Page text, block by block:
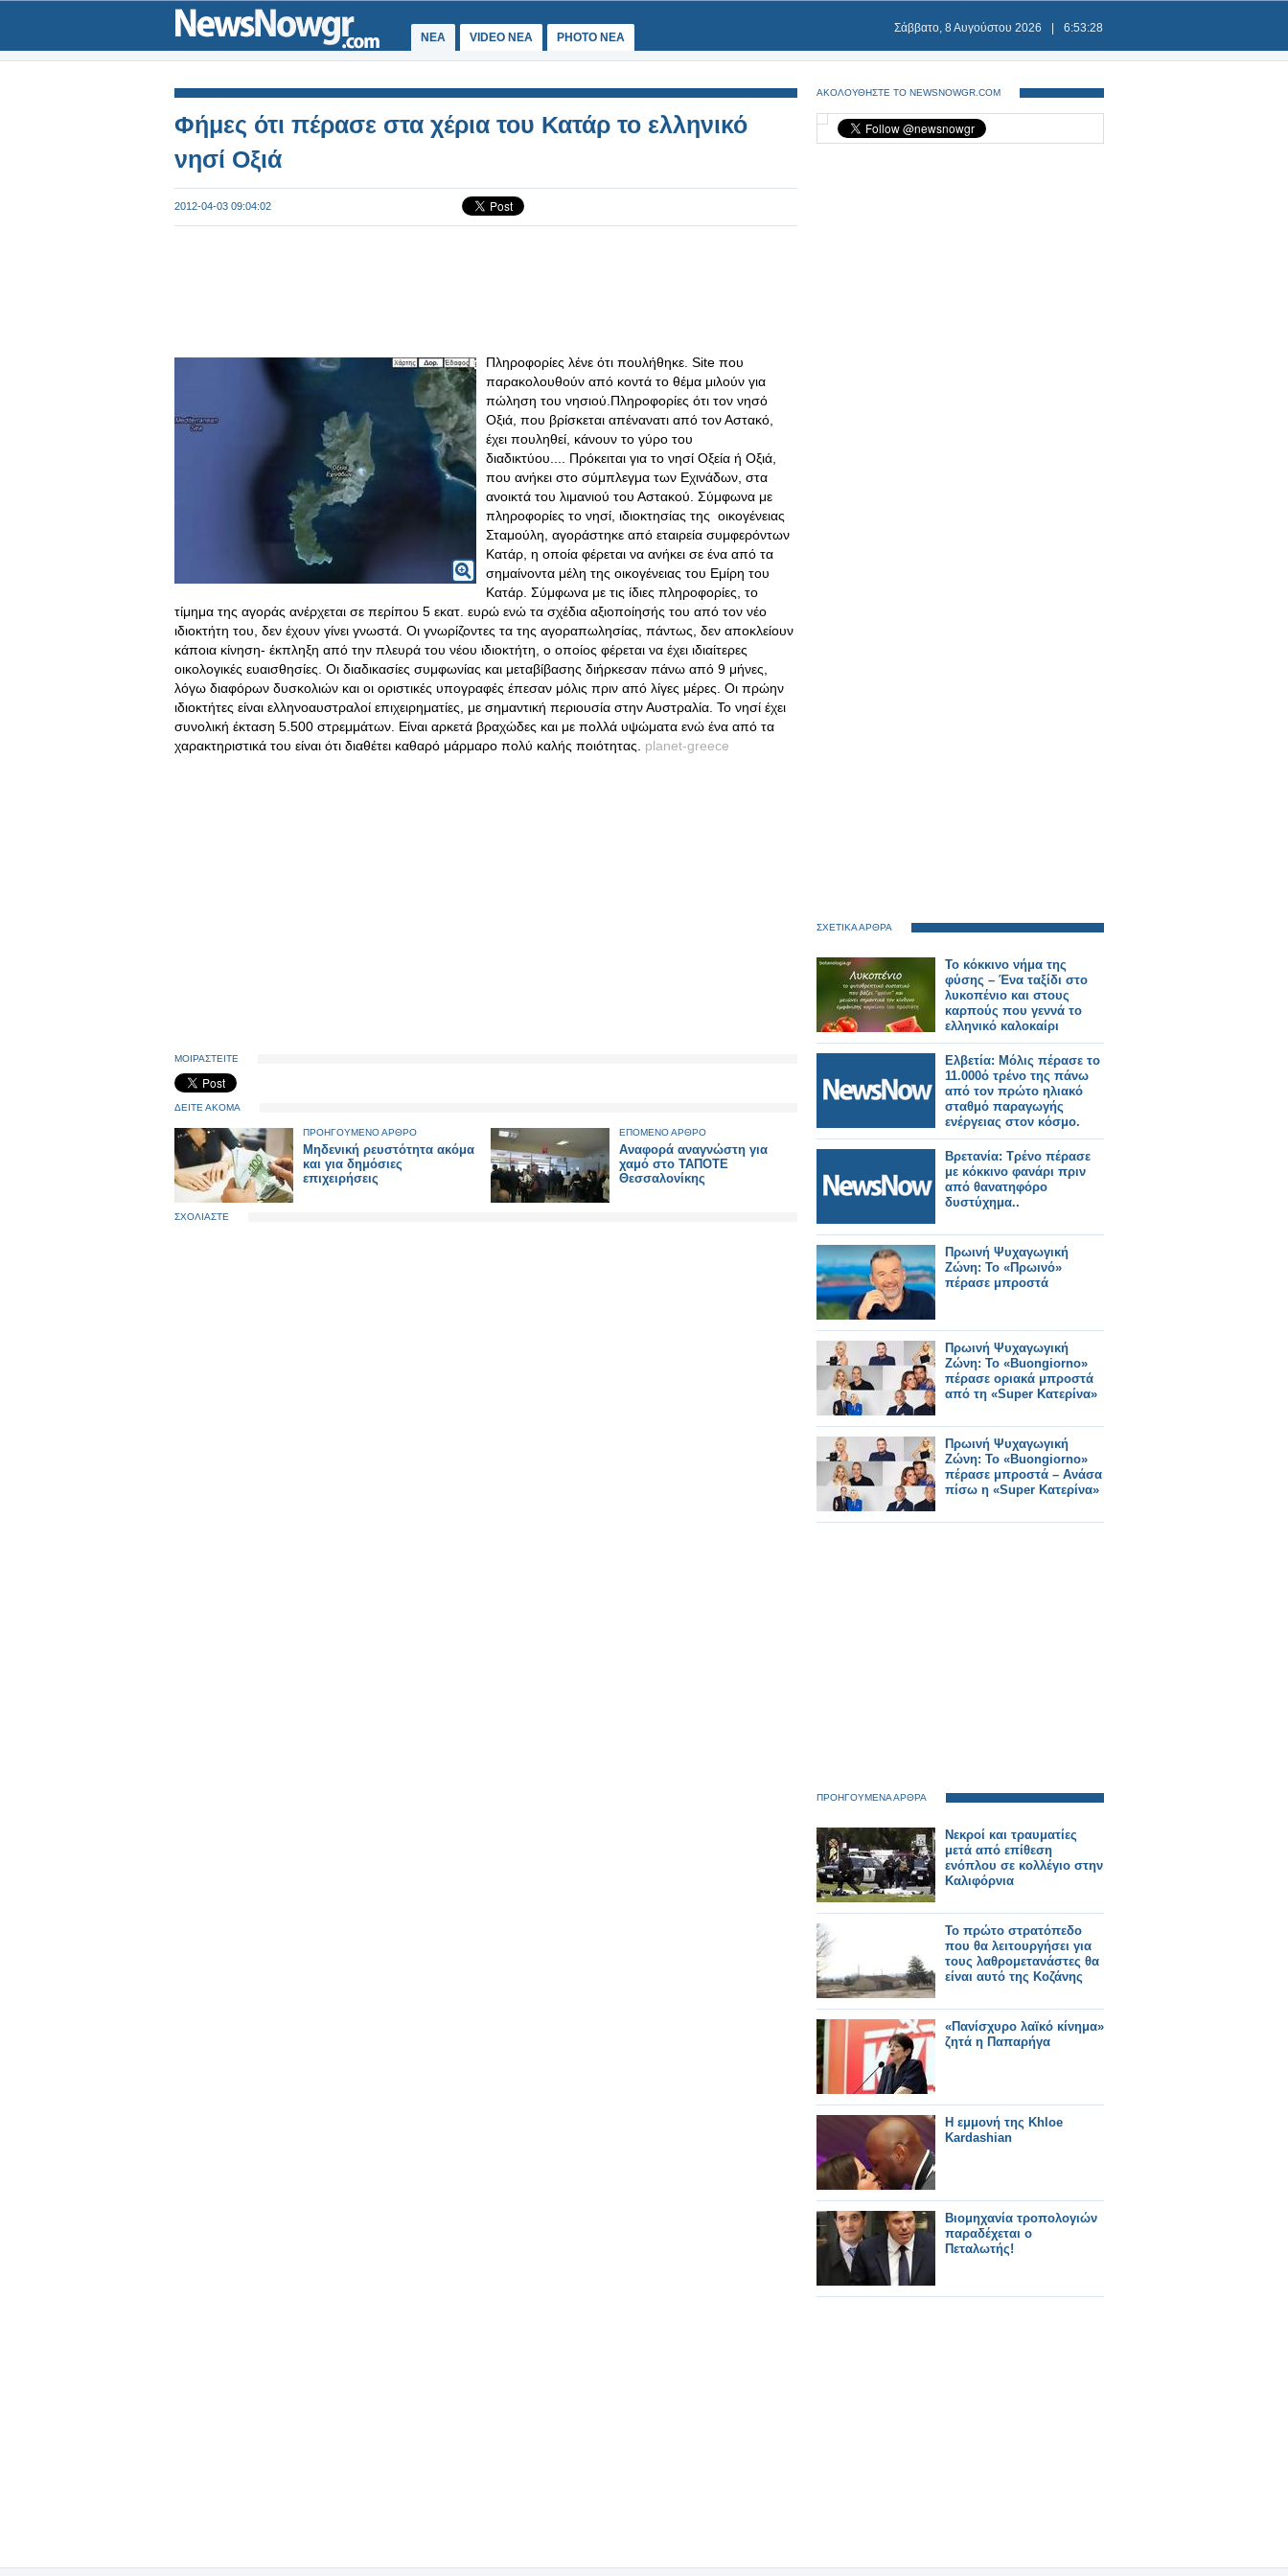
ΝΕΑ VIDEO NEA PHOTO NEA
Σάββατο, 8 Αυγούστου 2026 6:53:28
Φήμες ότι πέρασε στα χέρια του Κατάρ το ελληνικό
νησί Οξιά
2012-04-03 09:04:02
Πληροφορίες λένε ότι πουλήθηκε. Site που
παρακολουθούν από κοντά το θέμα μιλούν για
πώληση του νησιού.Πληροφορίες ότι τον νησό
Οξιά, που βρίσκεται απένανατι από τον Αστακό,
έχει πουληθεί, κάνουν το γύρο του
διαδικτύου.... Πρόκειται για το νησί Οξεία ή Οξιά,
που ανήκει στο σύμπλεγμα των Εχινάδων, στα
ανοικτά του λιμανιού του Αστακού. Σύμφωνα με
πληροφορίες το νησί, ιδιοκτησίας της οικογένειας
Σταμούλη, αγοράστηκε από εταιρεία συμφερόντων
Κατάρ, η οποία φέρεται να ανήκει σε ένα από τα
σημαίνοντα μέλη της οικογένειας του Εμίρη του
Κατάρ. Σύμφωνα με τις ίδιες πληροφορίες, το
τίμημα της αγοράς ανέρχεται σε περίπου 5 εκατ. ευρώ ενώ τα σχέδια αξιοποίησής του από τον νέο
ιδιοκτήτη του, δεν έχουν γίνει γνωστά. Οι γνωρίζοντες τα της αγοραπωλησίας, πάντως, δεν αποκλείουν
κάποια κίνηση- έκπληξη από την πλευρά του νέου ιδιοκτήτη, ο οποίος φέρεται να έχει ιδιαίτερες
οικολογικές ευαισθησίες. Οι διαδικασίες συμφωνίας και μεταβίβασης διήρκεσαν πάνω από 9 μήνες,
λόγω διαφόρων δυσκολιών και οι οριστικές υπογραφές έπεσαν μόλις πριν από λίγες μέρες. Οι πρώην
ιδιοκτήτες είναι ελληνοαυστραλοί επιχειρηματίες, με σημαντική περιουσία στην Αυστραλία. Το νησί έχει
συνολική έκταση 5.500 στρεμμάτων. Είναι αρκετά βραχώδες και με πολλά υψώματα ενώ ένα από τα
χαρακτηριστικά του είναι ότι διαθέτει καθαρό μάρμαρο πολύ καλής ποιότητας. planet-greece
ΜΟΙΡΑΣΤΕΙΤΕ
ΔΕΙΤΕ ΑΚΟΜΑ
ΠΡΟΗΓΟΥΜΕΝΟ ΑΡΘΡΟ
Μηδενική ρευστότητα ακόμα
και για δημόσιες
επιχειρήσεις
ΕΠΟΜΕΝΟ ΑΡΘΡΟ
Αναφορά αναγνώστη για
χαμό στο ΤΑΠΟΤΕ
Θεσσαλονίκης
ΣΧΟΛΙΑΣΤΕ
ΑΚΟΛΟΥΘΗΣΤΕ ΤΟ NEWSNOWGR.COM
ΣΧΕΤΙΚΑ ΑΡΘΡΑ
Το κόκκινο νήμα της
φύσης – Ένα ταξίδι στο
λυκοπένιο και στους
καρπούς που γεννά το
ελληνικό καλοκαίρι
Ελβετία: Μόλις πέρασε το
11.000ό τρένο της πάνω
από τον πρώτο ηλιακό
σταθμό παραγωγής
ενέργειας στον κόσμο.
Βρετανία: Τρένο πέρασε
με κόκκινο φανάρι πριν
από θανατηφόρο
δυστύχημα..
Πρωινή Ψυχαγωγική
Ζώνη: Το «Πρωινό»
πέρασε μπροστά
Πρωινή Ψυχαγωγική
Ζώνη: Το «Buongiorno»
πέρασε οριακά μπροστά
από τη «Super Κατερίνα»
Πρωινή Ψυχαγωγική
Ζώνη: Το «Buongiorno»
πέρασε μπροστά – Ανάσα
πίσω η «Super Κατερίνα»
ΠΡΟΗΓΟΥΜΕΝΑ ΑΡΘΡΑ
Νεκροί και τραυματίες
μετά από επίθεση
ενόπλου σε κολλέγιο στην
Καλιφόρνια
Το πρώτο στρατόπεδο
που θα λειτουργήσει για
τους λαθρομετανάστες θα
είναι αυτό της Κοζάνης
«Πανίσχυρο λαϊκό κίνημα»
ζητά η Παπαρήγα
H εμμονή της Khloe
Kardashian
Βιομηχανία τροπολογιών
παραδέχεται ο
Πεταλωτής!